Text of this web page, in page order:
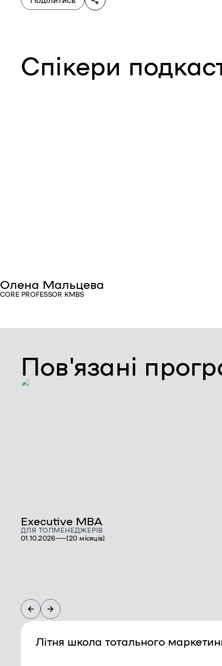
Спікери
Олена Мальцева
CORE PROFESSOR KMBS
Пов'язані
Executive MBA
ДЛЯ ТОПМЕНЕДЖЕРІВ
01.10.2026
[20 місяців]
Літня школа тотального